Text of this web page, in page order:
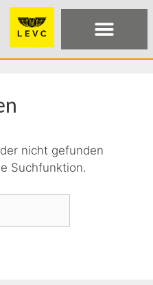
nicht gefunden
Suchfunktion.